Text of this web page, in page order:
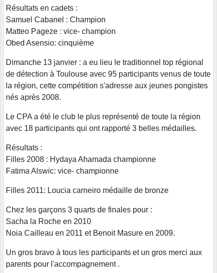
Résultats en cadets :
Samuel Cabanel : Champion
Matteo Pageze : vice- champion
Obed Asensio: cinquième
Dimanche 13 janvier : a eu lieu le traditionnel top régional
de détection à Toulouse avec 95 participants venus de toute
la région, cette compétition s'adresse aux jeunes pongistes
nés après 2008.
Le CPA a été le club le plus représenté de toute la région
avec 18 participants qui ont rapporté 3 belles médailles.
Résultats :
Filles 2008 : Hydaya Ahamada championne
Fatima Alswic: vice- championne
Filles 2011: Loucia carneiro médaille de bronze
Chez les garçons 3 quarts de finales pour :
Sacha la Roche en 2010
Noia Cailleau en 2011 et Benoit Masure en 2009.
Un gros bravo à tous les participants et un gros merci aux
parents pour l'accompagnement .